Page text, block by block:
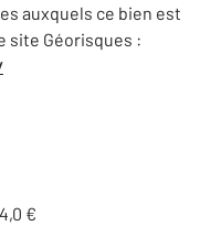
auxquels ce bien est
site Géorisques :
€